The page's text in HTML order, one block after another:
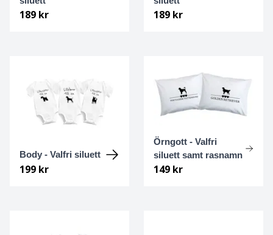
189 kr 189 kr
Body - Valfri siluett
199 kr
Örngott - Valfri
siluett samt rasnamn
149 kr
Dobermann
Dvärgschnauzer
Engelsk setter